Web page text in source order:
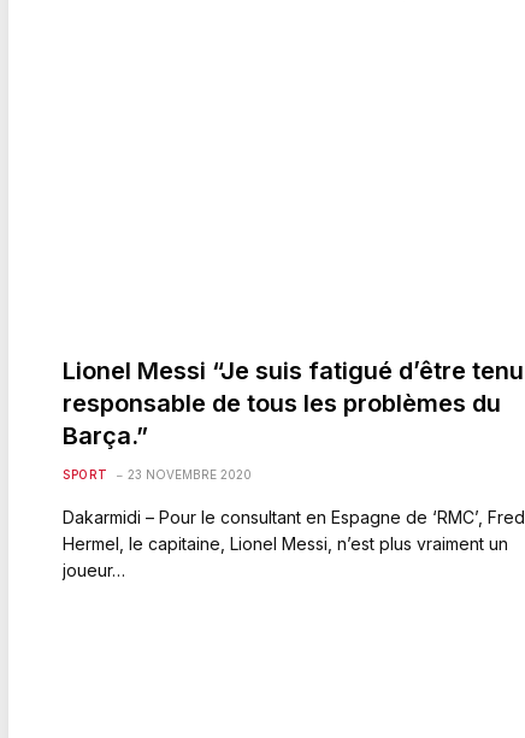
Lionel Messi “Je suis fatigué d’être tenu
responsable de tous les problèmes du
Barça.”
SPORT 23 NOVEMBRE 2020
Dakarmidi – Pour le consultant en Espagne de ‘RMC’, Fred
Hermel, le capitaine, Lionel Messi, n’est plus vraiment un
joueur…